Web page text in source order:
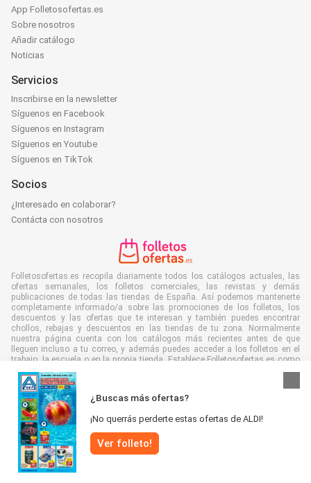
¿Buscas más ofertas?
¡No querrás perderte estas ofertas de ALDI!
Ver folleto!
App Folletosofertas.es
Sobre nosotros
Añadir catálogo
Noticias
Servicios
Inscribirse en la newsletter
Síguenos en Facebook
Síguenos en Instagram
Síguenos en Youtube
Síguenos en TikTok
Socios
¿Interesado en colaborar?
Contácta con nosotros
Folletosofertas.es recopila diariamente todos los catálogos actuales, las
ofertas semanales, los folletos comerciales, las revistas y demás
publicaciones de todas las tiendas de España. Así podemos mantenerte
completamente informado/a sobre las promociones de los folletos, los
descuentos y las ofertas que te interesan y también puedes encontrar
chollos, rebajas y descuentos en las tiendas de tu zona. Normalmente
nuestra página cuenta con los catálogos más recientes antes de que
lleguen incluso a tu correo, y además puedes acceder a los folletos en el
trabajo, la escuela o en la propia tienda. Establece Folletosofertas.es como
manera digital también contribuyes a combatir el desperdicio de papel y
ayudar al medioambiente.
Todos los derechos reservados © Folletosofertas.es 2026 |
Términos y condiciones